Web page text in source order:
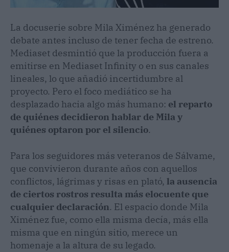
La docuserie sobre Mila Ximénez ha generado
debate antes incluso de tener fecha de estreno.
Mediaset desmintió que la producción fuera a
emitirse en Mediaset Infinity o en sus canales
lineales, lo que añadió incertidumbre al
proyecto. Pero el foco mediático se ha
desplazado hacia algo más humano: el reparto
de quiénes decidieron hablar de Mila y
quiénes optaron por el silencio.
Para los seguidores más veteranos de Sálvame,
que convivieron durante años con aquellos
conflictos, lágrimas y risas en plató, la ausencia
de ciertos rostros resulta más elocuente que
cualquier declaración. El espacio donde Mila
Ximénez fue, como ella misma decía, más ella
misma que en ningún sitio, merece un
homenaje a la altura de su legado.